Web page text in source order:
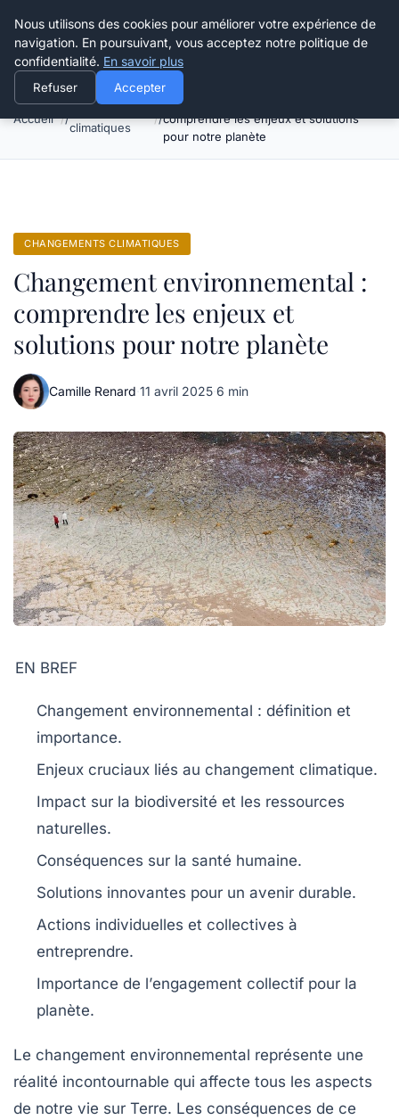
Happy Calyx Farmer
Accueil
climatiques
Changement environnemental :
comprendre les enjeux et solutions
pour notre planète
CHANGEMENTS CLIMATIQUES
Changement environnemental :
comprendre les enjeux et
solutions pour notre planète
Camille Renard·11 avril 2025·6 min
EN BREF
Changement environnemental : définition et
importance.
Enjeux cruciaux liés au changement climatique.
Impact sur la biodiversité et les ressources
naturelles.
Conséquences sur la santé humaine.
Solutions innovantes pour un avenir durable.
Actions individuelles et collectives à
entreprendre.
Importance de l’engagement collectif pour la
planète.
Le changement environnemental représente une
réalité incontournable qui affecte tous les aspects
de notre vie sur Terre. Les conséquences de ce
Nous utilisons des cookies pour améliorer votre expérience de
navigation. En poursuivant, vous acceptez notre politique de
confidentialité. En savoir plus
Refuser Accepter